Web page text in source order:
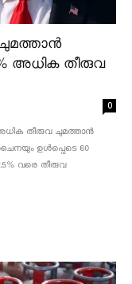
അധിക തീരുവ
0
അധിക തീരുവ ചുമത്താൻ
ചൈനയും ഉൾപ്പെടെ 60
​​വരെ തീരുവ